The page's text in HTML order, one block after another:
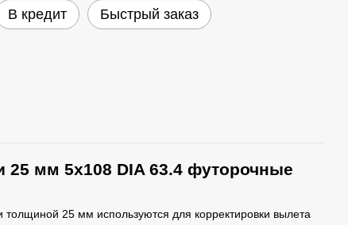
В кредит Быстрый заказ
25 мм 5x108 DIA 63.4 футорочные
толщиной 25 мм используются для корректировки вылета